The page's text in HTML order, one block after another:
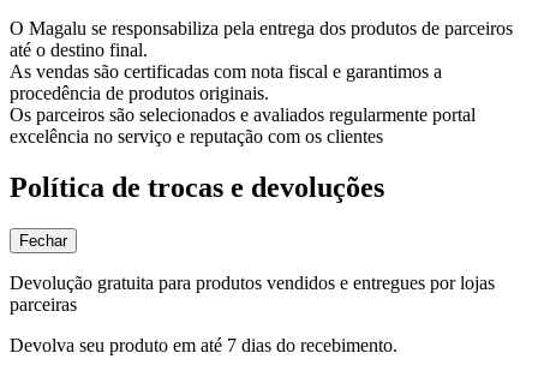
O Magalu se responsabiliza pela entrega dos produtos de parceiros
até o destino final.
As vendas são certificadas com nota fiscal e garantimos a
procedência de produtos originais.
Os parceiros são selecionados e avaliados regularmente portal
excelência no serviço e reputação com os clientes
Política de trocas e devoluções
Fechar
Devolução gratuita para produtos vendidos e entregues por lojas
parceiras
Devolva seu produto em até 7 dias do recebimento.